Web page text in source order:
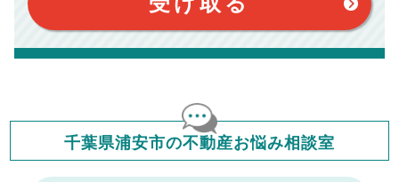
このシミュレーターでの結果は、お借り入れを保証するものでは
ありません。
このシミュレーターをご利用された方の、いかなる損害について
ますが、お借り入れの際に各金融機関にご相談ください。
会員マイページでは
修繕費・管理費の計算もできます
千葉県浦安市の不動産お悩み相談室